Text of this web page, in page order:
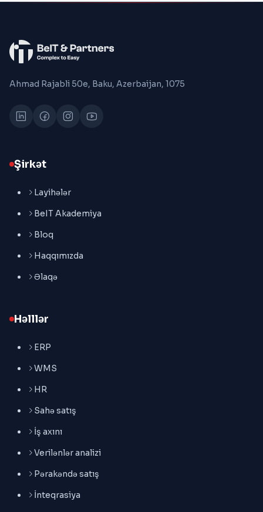
Ahmad Rajabli 50e, Baku, Azerbaijan, 1075
Şirkət
Layihələr
BeIT Akademiya
Bloq
Haqqımızda
Əlaqə
Həlllər
ERP
WMS
HR
Sahə satış
İş axını
Verilənlər analizi
Pərakəndə satış
İnteqrasiya